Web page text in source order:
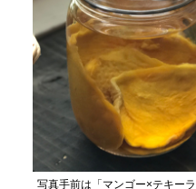
写真手前は「マンゴー×テキー